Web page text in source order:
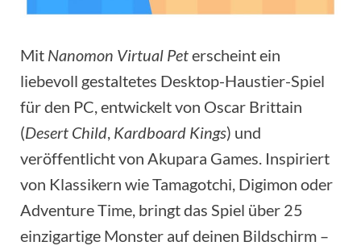
Mit Nanomon Virtual Peterscheint ein
liebevoll gestaltetes Desktop-Haustier-Spiel
für den PC, entwickelt von Oscar Brittain
(Desert Child, Kardboard Kings) und
veröffentlicht von Akupara Games. Inspiriert
von Klassikern wie Tamagotchi, Digimon oder
Adventure Time, bringt das Spiel über 25
einzigartige Monster auf deinen Bildschirm –